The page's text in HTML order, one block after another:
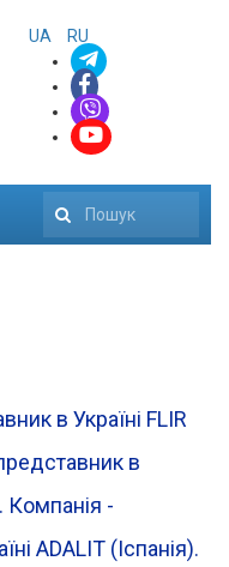
UA RU
Пошук
в Україні FLIR
в
Компанія -
ADALIT (Іспанія).